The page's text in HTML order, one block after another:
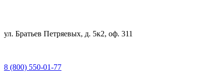
ул. Братьев Петряевых, д. 5к2, оф. 311
8 (800) 550-01-77